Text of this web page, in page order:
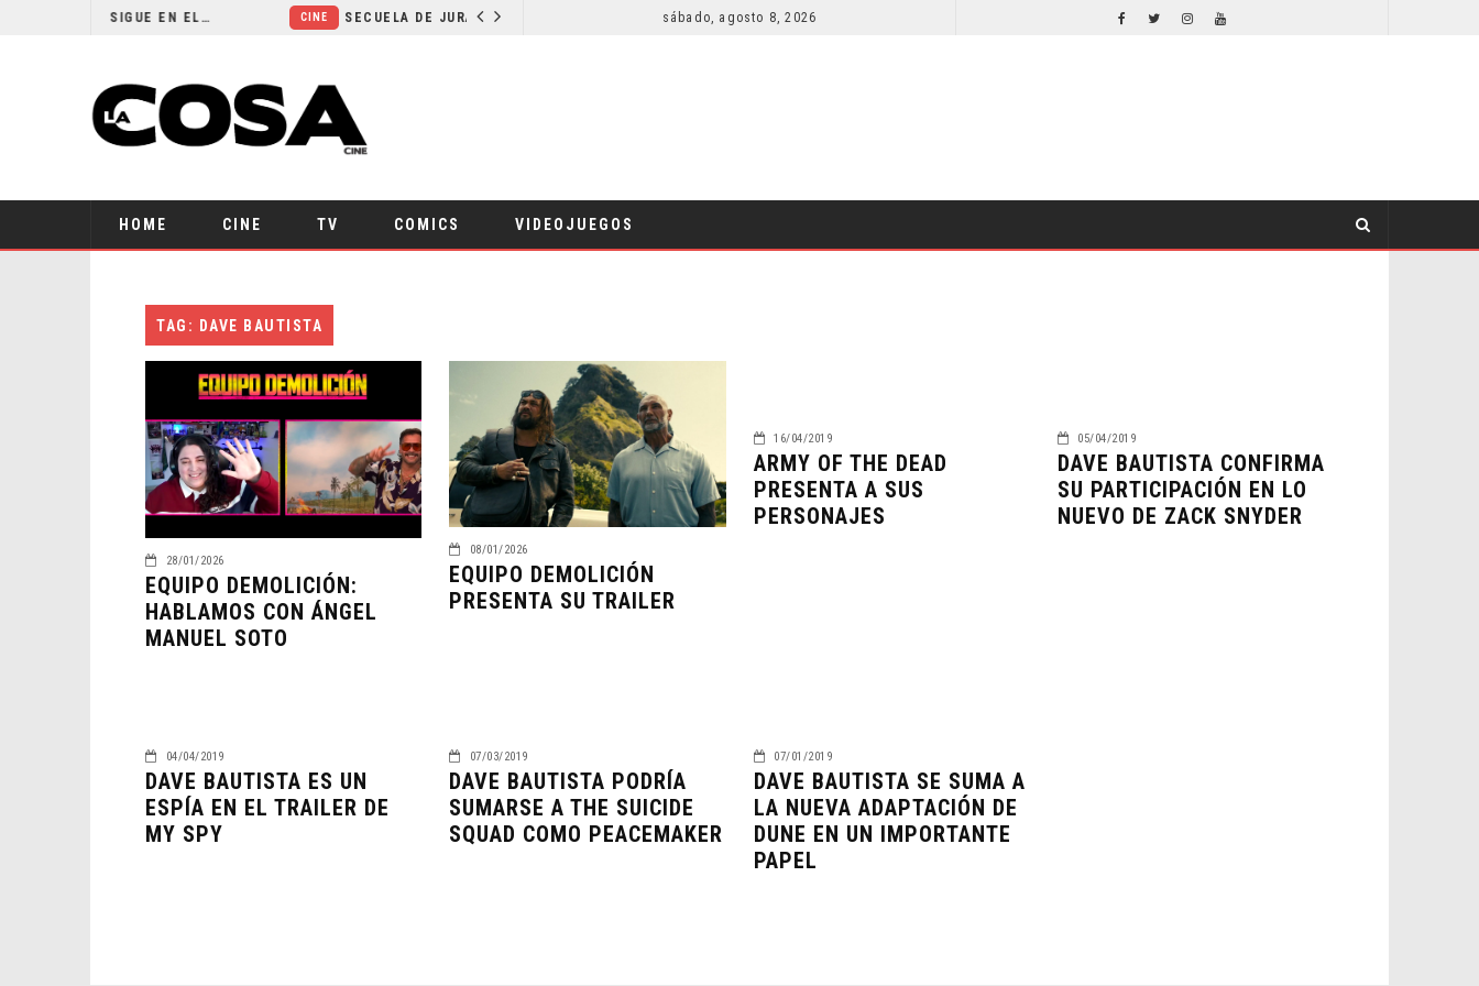
¿POR QUÉ FREE GUY 2 SIGUE EN EL LIMBO? sábado, agosto 8, 2026
HOME CINE TV COMICS VIDEOJUEGOS
TAG: DAVE BAUTISTA
28/01/2026
EQUIPO DEMOLICIÓN:
HABLAMOS CON ÁNGEL
MANUEL SOTO
08/01/2026
EQUIPO DEMOLICIÓN
PRESENTA SU TRAILER
16/04/2019
ARMY OF THE DEAD
PRESENTA A SUS
PERSONAJES
05/04/2019
DAVE BAUTISTA CONFIRMA
SU PARTICIPACIÓN EN LO
NUEVO DE ZACK SNYDER
04/04/2019
DAVE BAUTISTA ES UN
ESPÍA EN EL TRAILER DE
MY SPY
07/03/2019
DAVE BAUTISTA PODRÍA
SUMARSE A THE SUICIDE
SQUAD COMO PEACEMAKER
07/01/2019
DAVE BAUTISTA SE SUMA A
LA NUEVA ADAPTACIÓN DE
DUNE EN UN IMPORTANTE
PAPEL